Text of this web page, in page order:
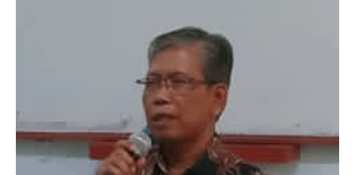
Kepala Sekolah